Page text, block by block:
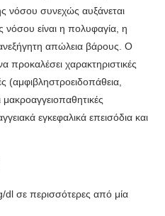
νόσου συνεχώς αυξάνεται
είναι η πολυφαγία, η
απώλεια βάρους. Ο
προκαλέσει χαρακτηριστικές
(αμφιβληστροειδοπάθεια,
εγκεφαλικά επεισόδια και
dl σε περισσότερες από μία